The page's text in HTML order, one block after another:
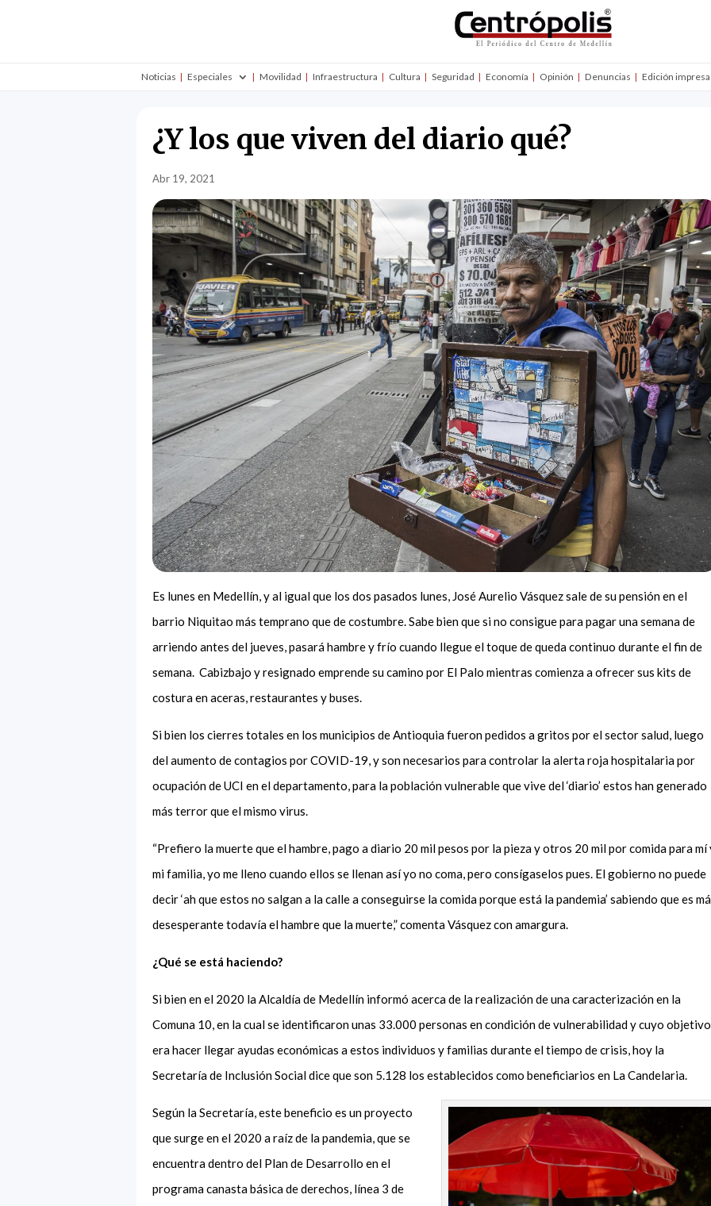
Noticias Especiales Movilidad Infraestructura Cultura Seguridad Economía Opinión Denuncias Edición impresa
¿Y los que viven del diario qué?
Abr 19, 2021
Es lunes en Medellín, y al igual que los dos pasados lunes, José Aurelio Vásquez sale de su pensión en el
barrio Niquitao más temprano que de costumbre. Sabe bien que si no consigue para pagar una semana de
arriendo antes del jueves, pasará hambre y frío cuando llegue el toque de queda continuo durante el fin de
semana. Cabizbajo y resignado emprende su camino por El Palo mientras comienza a ofrecer sus kits de
costura en aceras, restaurantes y buses.
Si bien los cierres totales en los municipios de Antioquia fueron pedidos a gritos por el sector salud, luego
del aumento de contagios por COVID-19, y son necesarios para controlar la alerta roja hospitalaria por
ocupación de UCI en el departamento, para la población vulnerable que vive del ‘diario’ estos han generado
más terror que el mismo virus.
“Prefiero la muerte que el hambre, pago a diario 20 mil pesos por la pieza y otros 20 mil por comida para mí
mi familia, yo me lleno cuando ellos se llenan así yo no coma, pero consígaselos pues. El gobierno no puede
decir ‘ah que estos no salgan a la calle a conseguirse la comida porque está la pandemia’ sabiendo que es
desesperante todavía el hambre que la muerte,” comenta Vásquez con amargura.
¿Qué se está haciendo?
Si bien en el 2020 la Alcaldía de Medellín informó acerca de la realización de una caracterización en la
Comuna 10, en la cual se identificaron unas 33.000 personas en condición de vulnerabilidad y cuyo objetivo
era hacer llegar ayudas económicas a estos individuos y familias durante el tiempo de crisis, hoy la
Secretaría de Inclusión Social dice que son 5.128 los establecidos como beneficiarios en La Candelaria.
Según la Secretaría, este beneficio es un proyecto
que surge en el 2020 a raíz de la pandemia, que se
encuentra dentro del Plan de Desarrollo en el
programa canasta básica de derechos, línea 3 de